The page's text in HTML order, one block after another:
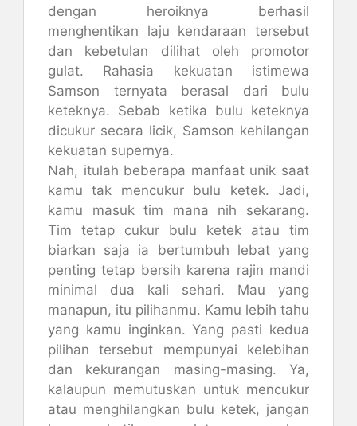
dengan heroiknya berhasil
menghentikan laju kendaraan tersebut
dan kebetulan dilihat oleh promotor
gulat. Rahasia kekuatan istimewa
Samson ternyata berasal dari bulu
keteknya. Sebab ketika bulu keteknya
dicukur secara licik, Samson kehilangan
kekuatan supernya.
Nah, itulah beberapa manfaat unik saat
kamu tak mencukur bulu ketek. Jadi,
kamu masuk tim mana nih sekarang.
Tim tetap cukur bulu ketek atau tim
biarkan saja ia bertumbuh lebat yang
penting tetap bersih karena rajin mandi
minimal dua kali sehari. Mau yang
manapun, itu pilihanmu. Kamu lebih tahu
yang kamu inginkan. Yang pasti kedua
pilihan tersebut mempunyai kelebihan
dan kekurangan masing-masing. Ya,
kalaupun memutuskan untuk mencukur
atau menghilangkan bulu ketek, jangan